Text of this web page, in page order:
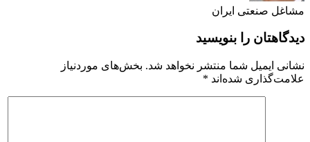
مشاغل صنعتی ایران
دیدگاهتان را بنویسید
نشانی ایمیل شما منتشر نخواهد شد. بخش‌های موردنیاز
علامت‌گذاری شده‌اند *